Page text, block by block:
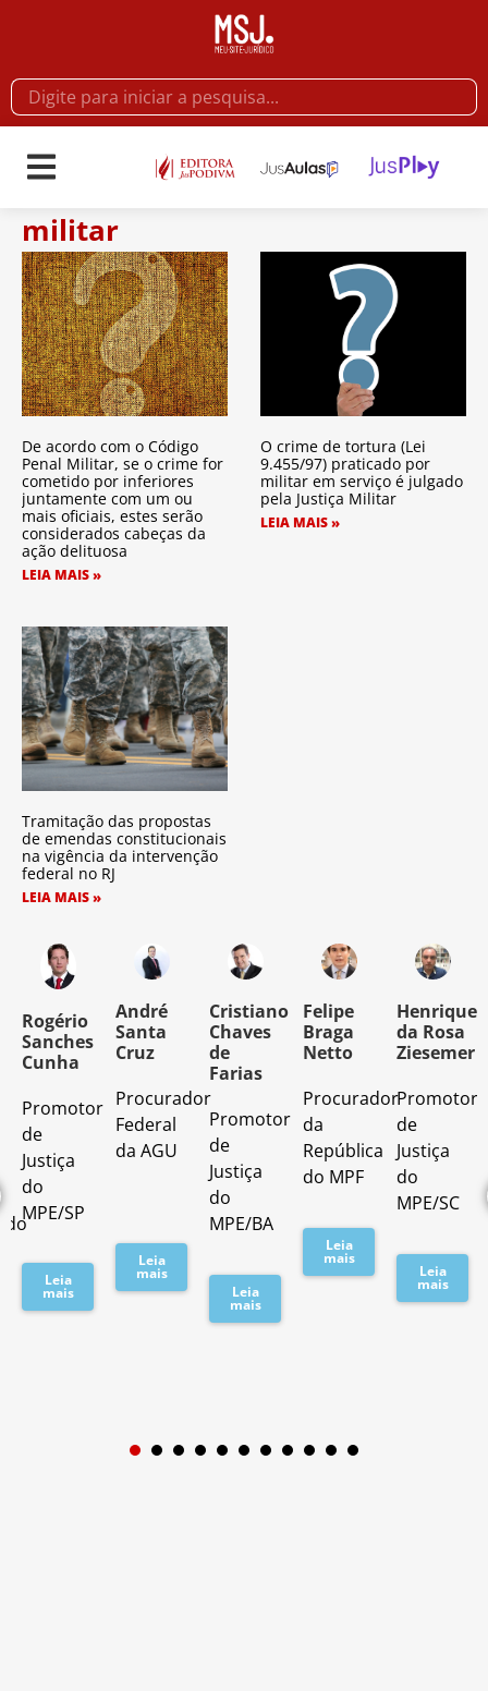
militar
De acordo com o Código
Penal Militar, se o crime for
cometido por inferiores
juntamente com um ou
mais oficiais, estes serão
considerados cabeças da
ação delituosa
LEIA MAIS »
O crime de tortura (Lei
9.455/97) praticado por
militar em serviço é julgado
pela Justiça Militar
LEIA MAIS »
Tramitação das propostas
de emendas constitucionais
na vigência da intervenção
federal no RJ
LEIA MAIS »
Rogério
Sanches
Cunha
Promotor
de
Justiça
do
MPE/SP
Leia
mais
André
Santa
Cruz
Procurador
Federal
da AGU
Leia
mais
Cristiano
Chaves
de
Farias
Promotor
de
Justiça
do
MPE/BA
Leia
mais
Felipe
Braga
Netto
Procurador
da
República
do MPF
Leia
mais
Henrique
da Rosa
Ziesemer
Promotor
de
Justiça
do
MPE/SC
Leia
mais
1 2 3